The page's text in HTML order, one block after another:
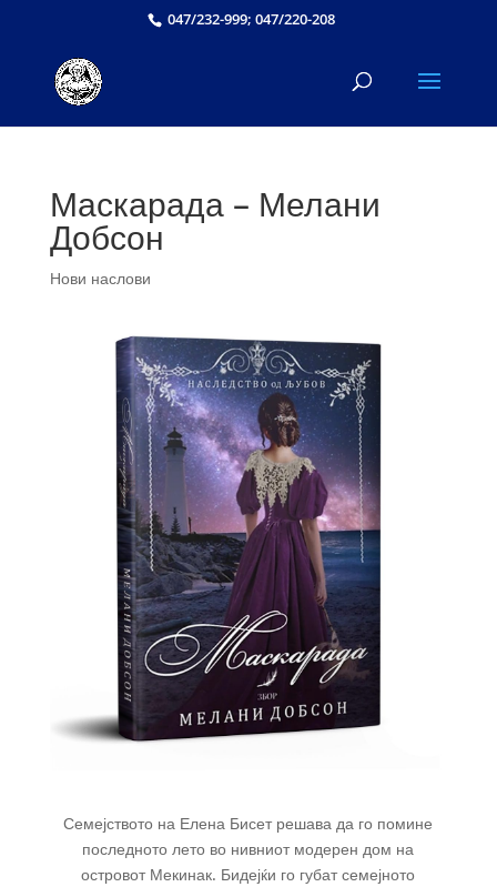
047/232-999; 047/220-208
Маскарада – Мелани
Добсон
Нови наслови
Семејството на Елена Бисет решава да го помине
последното лето во нивниот модерен дом на
островот Мекинак. Бидејќи го губат семејното